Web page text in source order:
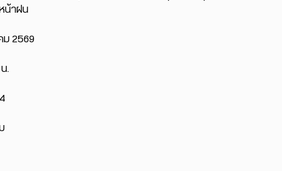
น้าฝน
ม 2569
.